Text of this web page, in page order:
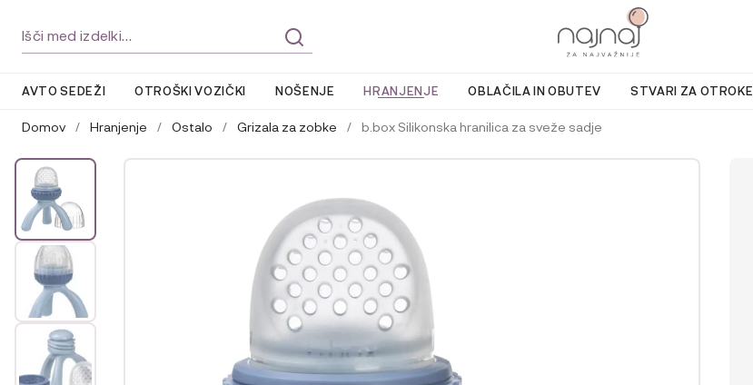
AVTO SEDEŽI OTROŠKI VOZIČKI NOŠENJE HRANJENJE OBLAČILA IN OBUTEV STVARI ZA OTROKE
to
to
Domov / Hranjenje / Ostalo / Grizala za zobke / b.box Silikonska hranilica za sveže sadje